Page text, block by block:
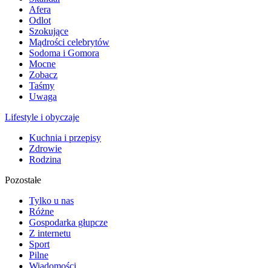
Afera
Odlot
Szokujące
Mądrości celebrytów
Sodoma i Gomora
Mocne
Zobacz
Taśmy
Uwaga
Lifestyle i obyczaje
Kuchnia i przepisy
Zdrowie
Rodzina
Pozostałe
Tylko u nas
Różne
Gospodarka głupcze
Z internetu
Sport
Pilne
Wiadomości